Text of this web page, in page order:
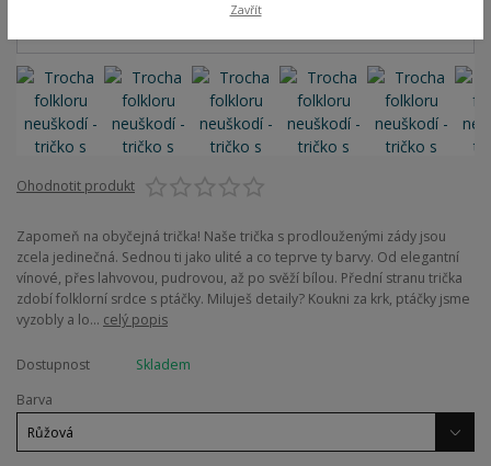
Ohodnotit produkt
Zapomeň na obyčejná trička! Naše trička s prodlouženými zády jsou
zcela jedinečná. Sednou ti jako ulité a co teprve ty barvy. Od elegantní
vínové, přes lahvovou, pudrovou, až po svěží bílou. Přední stranu trička
zdobí folklorní srdce s ptáčky. Miluješ detaily? Koukni za krk, ptáčky jsme
vyzobly a lo... celý popis
Dostupnost
Skladem
Barva
Zavřít